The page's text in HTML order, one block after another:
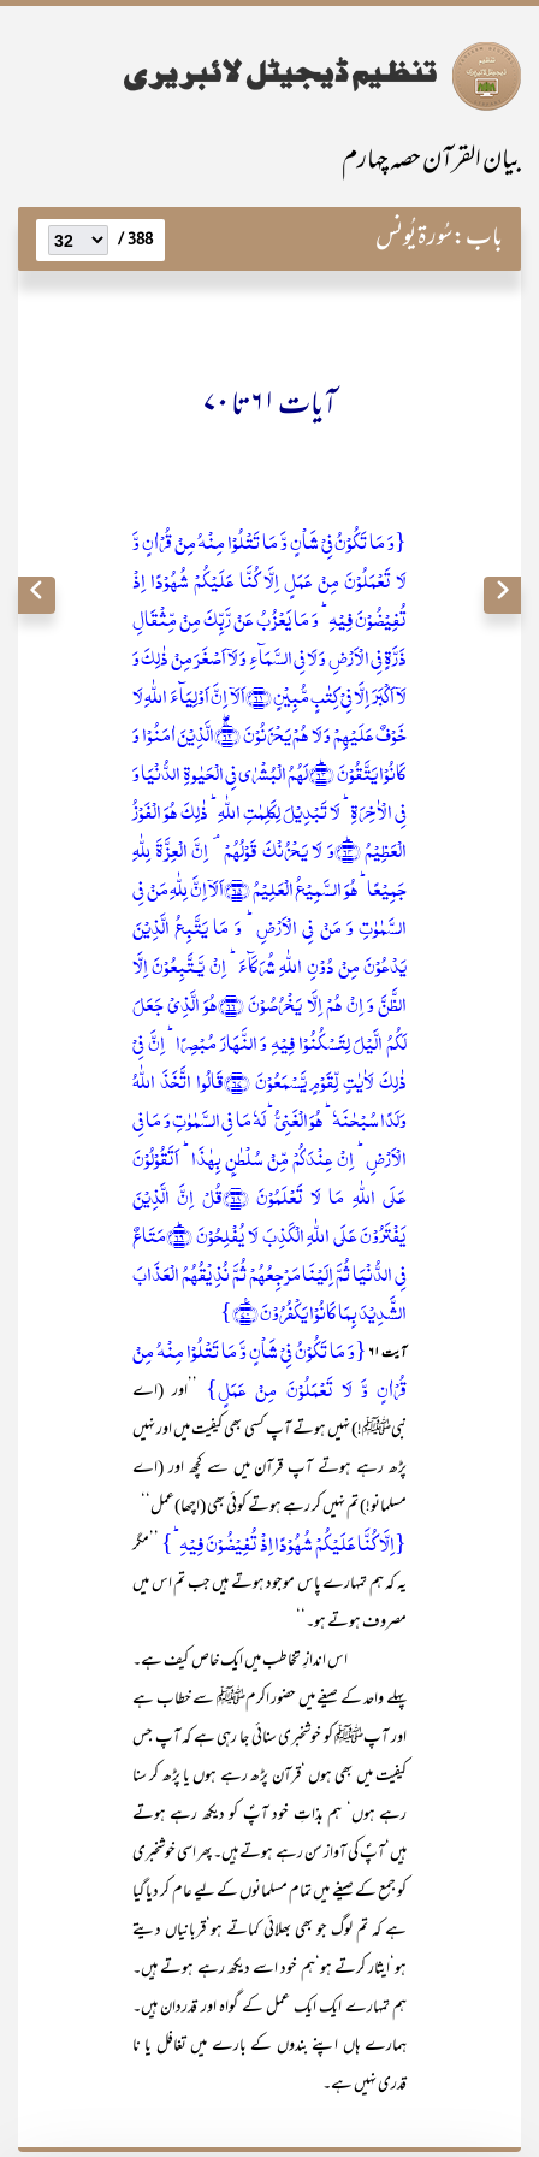
بیان القرآن حصہ چہارم
باب:سُورۃ یُونُس 388 /
آیات ۶۱ تا ۷۰
{وَ مَا تَکُوۡنُ فِیۡ شَاۡنٍ وَّ مَا تَتۡلُوۡا مِنۡہُ مِنۡ قُرۡاٰنٍ وَّ
لَا تَعۡمَلُوۡنَ مِنۡ عَمَلٍ اِلَّا کُنَّا عَلَیۡکُمۡ شُہُوۡدًا اِذۡ
تُفِیۡضُوۡنَ فِیۡہِ ؕ وَ مَا یَعۡزُبُ عَنۡ رَّبِّکَ مِنۡ مِّثۡقَالِ
ذَرَّۃٍ فِی الۡاَرۡضِ وَ لَا فِی السَّمَآءِ وَ لَاۤ اَصۡغَرَ مِنۡ ذٰلِکَ وَ
لَاۤ اَکۡبَرَ اِلَّا فِیۡ کِتٰبٍ مُّبِیۡنٍ ﴿۶۱﴾اَلَاۤ اِنَّ اَوۡلِیَآءَ اللّٰہِ لَا
خَوۡفٌ عَلَیۡہِمۡ وَ لَا ہُمۡ یَحۡزَنُوۡنَ ﴿ۚۖ۶۲﴾الَّذِیۡنَ اٰمَنُوۡا وَ
کَانُوۡا یَتَّقُوۡنَ ﴿ؕ۶۳﴾لَہُمُ الۡبُشۡرٰی فِی الۡحَیٰوۃِ الدُّنۡیَا وَ
فِی الۡاٰخِرَۃِ ؕ لَا تَبۡدِیۡلَ لِکَلِمٰتِ اللّٰہِ ؕ ذٰلِکَ ہُوَ الۡفَوۡزُ
الۡعَظِیۡمُ ﴿ؕ۶۴﴾وَ لَا یَحۡزُنۡکَ قَوۡلُہُمۡ ۘ اِنَّ الۡعِزَّۃَ لِلّٰہِ
جَمِیۡعًا ؕ ہُوَ السَّمِیۡعُ الۡعَلِیۡمُ ﴿۶۵﴾اَلَاۤ اِنَّ لِلّٰہِ مَنۡ فِی
السَّمٰوٰتِ وَ مَنۡ فِی الۡاَرۡضِ ؕ وَ مَا یَتَّبِعُ الَّذِیۡنَ
یَدۡعُوۡنَ مِنۡ دُوۡنِ اللّٰہِ شُرَکَآءَ ؕ اِنۡ یَّـتَّبِعُوۡنَ اِلَّا
الظَّنَّ وَ اِنۡ ہُمۡ اِلَّا یَخۡرُصُوۡنَ ﴿۶۶﴾ہُوَ الَّذِیۡ جَعَلَ
لَکُمُ الَّیۡلَ لِتَسۡکُنُوۡا فِیۡہِ وَ النَّہَارَ مُبۡصِرًا ؕ اِنَّ فِیۡ
ذٰلِکَ لَاٰیٰتٍ لِّقَوۡمٍ یَّسۡمَعُوۡنَ ﴿۶۷﴾قَالُوا اتَّخَذَ اللّٰہُ
وَلَدًا سُبۡحٰنَہٗ ؕ ہُوَ الۡغَنِیُّ ؕ لَہٗ مَا فِی السَّمٰوٰتِ وَ مَا فِی
الۡاَرۡضِ ؕ اِنۡ عِنۡدَکُمۡ مِّنۡ سُلۡطٰنٍۭ بِہٰذَا ؕ اَتَقُوۡلُوۡنَ
عَلَی اللّٰہِ مَا لَا تَعۡلَمُوۡنَ ﴿۶۸﴾قُلۡ اِنَّ الَّذِیۡنَ
یَفۡتَرُوۡنَ عَلَی اللّٰہِ الۡکَذِبَ لَا یُفۡلِحُوۡنَ ﴿ؕ۶۹﴾مَتَاعٌ
فِی الدُّنۡیَا ثُمَّ اِلَیۡنَا مَرۡجِعُہُمۡ ثُمَّ نُذِیۡقُہُمُ الۡعَذَابَ
الشَّدِیۡدَ بِمَا کَانُوۡا یَکۡفُرُوۡنَ ﴿٪۷۰﴾}
آیت ۶۱
{وَ مَا تَکُوۡنُ فِیۡ شَاۡنٍ وَّ مَا تَتۡلُوۡا مِنۡہُ مِنۡ
قُرۡاٰنٍ وَّ لَا تَعۡمَلُوۡنَ مِنۡ عَمَلٍ} ’’اور (اے
نبیﷺ!) نہیں ہوتے آپ کسی بھی کیفیت میں اور نہیں
پڑھ رہے ہوتے آپ قرآن میں سے کچھ اور (اے
مسلمانو!) تم نہیں کر رہے ہوتے کوئی بھی (اچھا)عمل‘‘
{اِلَّا کُنَّا عَلَیۡکُمۡ شُہُوۡدًا اِذۡ تُفِیۡضُوۡنَ فِیۡہِ ؕ} ’’مگر
یہ کہ ہم تمہارے پاس موجود ہوتے ہیں جب تم اس میں
مصروف ہوتے ہو۔‘‘
اس اندازِ تخاطب میں ایک خاص کیف ہے۔
پہلے واحد کے صیغے میں حضور اکرمﷺ سے خطاب ہے
اور آپﷺ کو خوشخبری سنائی جا رہی ہے کہ آپ جس
کیفیت میں بھی ہوں ‘قرآن پڑھ رہے ہوں یا پڑھ کر سنا
رہے ہوں‘ ہم بذاتِ خود آپؐ کو دیکھ رہے ہوتے
ہیں‘آپؐ کی آواز سن رہے ہوتے ہیں۔ پھر اسی خوشخبری
کو جمع کے صیغے میں تمام مسلمانوں کے لیے عام کر دیا گیا
ہے کہ تم لوگ جو بھی بھلائی کماتے ہو‘قربانیاں دیتے
ہو‘ایثار کرتے ہو‘ہم خود اسے دیکھ رہے ہوتے ہیں۔
ہم تمہارے ایک ایک عمل کے گواہ اور قدردان ہیں۔
ہمارے ہاں اپنے بندوں کے بارے میں تغافل یا نا
قدری نہیں ہے۔